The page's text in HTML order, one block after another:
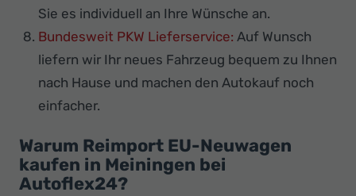
Sie es individuell an Ihre Wünsche an.
Bundesweit PKW Lieferservice: Auf Wunsch
liefern wir Ihr neues Fahrzeug bequem zu Ihnen
nach Hause und machen den Autokauf noch
einfacher.
Warum Reimport EU-Neuwagen
kaufen in Meiningen bei
Autoflex24?